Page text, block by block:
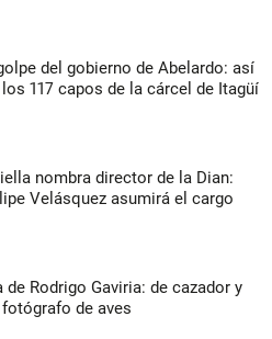
del gobierno de Abelardo: así
117 capos de la cárcel de Itagüí
nombra director de la Dian:
Velásquez asumirá el cargo
de Rodrigo Gaviria: de cazador y
de aves